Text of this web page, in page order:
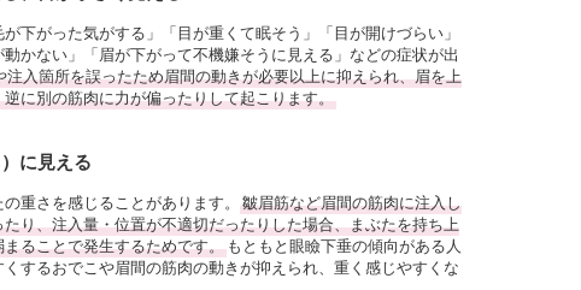
下がった気がする」「目が重くて眠そう」「目が開けづらい」
動かない」「眉が下がって不機嫌そうに見える」などの症状が出
注入箇所を誤ったため眉間の動きが必要以上に抑えられ、眉を上
に別の筋肉に力が偏ったりして起こります。
に見える
重さを感じることがあります。
皺眉筋など眉間の筋肉に注入し
り、注入量・位置が不適切だったりした場合、まぶたを持ち上
ることで発生するためです。 もともと眼瞼下垂の傾向がある人
するおでこや眉間の筋肉の動きが抑えられ、重く感じやすくな